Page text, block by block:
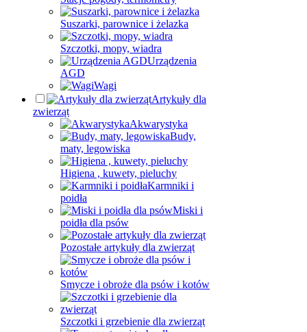
Suszarki, parownice i żelazka
Szczotki, mopy, wiadra
Urządzenia
AGD
Wagi
Artykuły dla
zwierząt
Akwarystyka
Budy,
maty, legowiska
Higiena , kuwety, pieluchy
Karmniki i
poidła
Miski i
poidła dla psów
Pozostałe artykuły dla zwierząt
Smycze i obroże dla psów i kotów
Szczotki i grzebienie dla zwierząt